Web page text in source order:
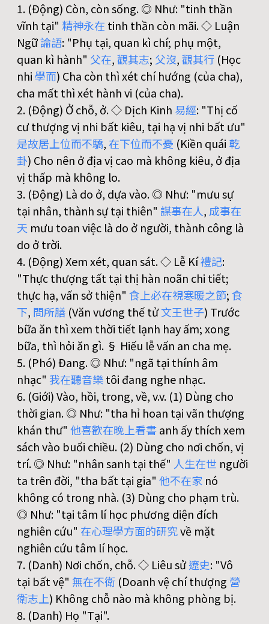
1. (Động) Còn, còn sống. ◎ Như: "tinh thần
vĩnh tại" 精神永在 tinh thần còn mãi. ◇ Luận
Ngữ論語: "Phụ tại, quan kì chí; phụ một,
quan kì hành" 父在,觀其志; 父沒,觀其行 (Học
nhi學而) Cha còn thì xét chí hướng (của cha),
cha mất thì xét hành vi (của cha).
2. (Động) Ở chỗ, ở. ◇ Dịch Kinh 易經: "Thị cố
cư thượng vị nhi bất kiêu, tại hạ vị nhi bất ưu"
是故居 上位而不驕, 在下位而不憂 (Kiền quái 乾
卦) Cho nên ở địa vị cao mà không kiêu, ở địa
vị thấp mà không lo.
3. (Động) Là do ở, dựa vào. ◎ Như: "mưu sự
tại nhân, thành sự tại thiên" 謀事在人, 成事在
天 mưu toan việc là do ở người, thành công là
do ở trời.
4. (Động) Xem xét, quan sát. ◇ Lễ Kí禮記:
"Thực thượng tất tại thị hàn noãn chi tiết;
thực hạ, vấn sở thiện" 食 上必在視寒暖之節;食
下, 問所膳 (Văn vương thế tử文王世子) Trước
bữa ăn thì xem thời tiết lạnh hay ấm; xong
bữa, thì hỏi ăn gì. § Hiếu lễ vấn an cha mẹ.
5. (Phó) Đang. ◎ Như: "ngã tại thính âm
nhạc" 我在聽音樂tôi đang nghe nhạc.
6. (Giới) Vào, hồi, trong, về, v.v. (1) Dùng cho
thời gian. ◎ Như: "tha hỉ hoan tại vãn thượng
khán thư" 他喜歡在晚 上看書anh ấy thích xem
sách vào buổi chiều. (2) Dùng cho nơi chốn, vị
trí. ◎ Như: "nhân sanh tại thế" 人生在世 người
ta trên đời, "tha bất tại gia" 他不在家 nó
không có trong nhà. (3) Dùng cho phạm trù.
◎ Như: "tại tâm lí học phương diện đích
nghiên cứu" 在心理學方面的研究về mặt
nghiên cứu tâm lí học.
7. (Danh) Nơi chốn, chỗ. ◇ Liêu sử遼史: "Vô
tại bất vệ" 無在不衛 (Doanh vệ chí thượng 營
衛志 上) Không chỗ nào mà không phòng bị.
8. (Danh) Họ "Tại".